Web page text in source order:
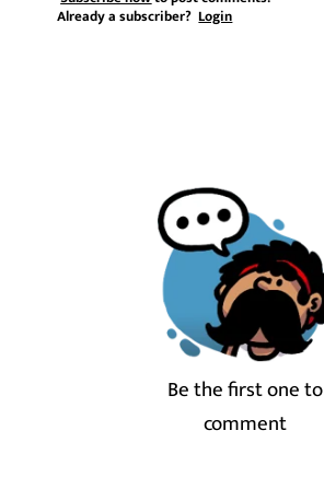
Already a subscriber?Login
Be the first one to
comment